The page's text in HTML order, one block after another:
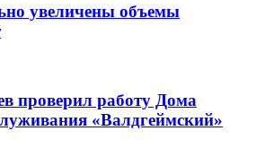
увеличены объемы
проверил работу Дома
«Валдгеймский»